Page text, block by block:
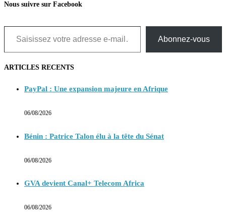
Nous suivre sur Facebook
Saisissez votre adresse e-mail…
Abonnez-vous
ARTICLES RECENTS
PayPal : Une expansion majeure en Afrique
06/08/2026
Bénin : Patrice Talon élu à la tête du Sénat
06/08/2026
GVA devient Canal+ Telecom Africa
06/08/2026